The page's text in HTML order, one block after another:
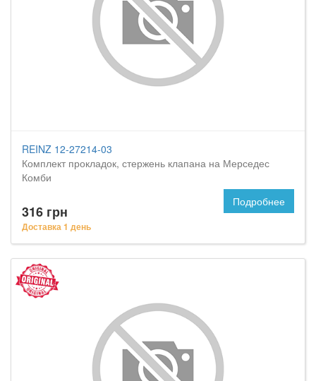
REINZ 12-27214-03
Комплект прокладок, стержень клапана на Мерседес
Комби
316 грн
Доставка 1 день
Подробнее